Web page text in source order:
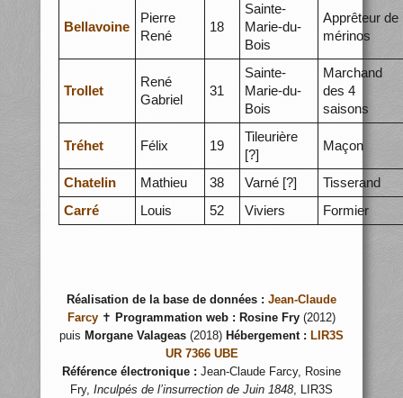
Bellavoine
Pierre
René
18
Sainte-
Marie-du-
Bois
Apprêteur de
mérinos
Trollet
René
Gabriel
31
Sainte-
Marie-du-
Bois
Marchand
des 4
saisons
Tréhet Félix 19
Tileurière
[?]
Maçon
Chatelin Mathieu 38 Varné [?]
Tisserand
Carré
Louis 52 Viviers Formier
Réalisation de la base de données : Jean-Claude
Farcy ✝ Programmation web : Rosine Fry (2012)
puis Morgane Valageas (2018) Hébergement : LIR3S
UR 7366 UBE
Référence électronique : Jean-Claude Farcy, Rosine
Fry, Inculpés de l’insurrection de Juin 1848, LIR3S